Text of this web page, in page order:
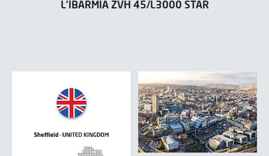
L’IBARMIA ZVH 45/L3000 STAR